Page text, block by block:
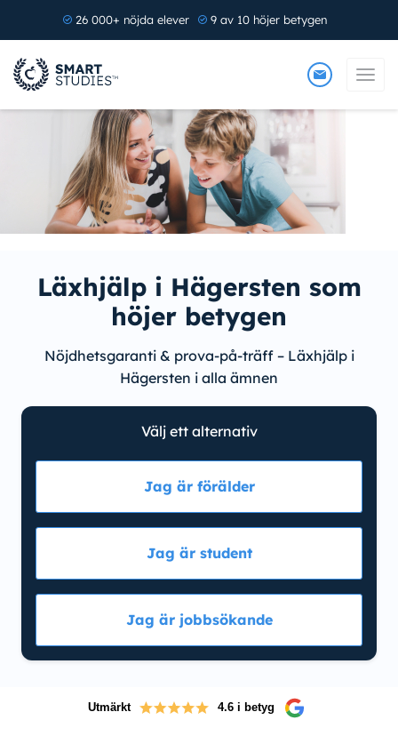
26 000+ nöjda elever 9 av 10 höjer betygen
Läxhjälp i Hägersten som
höjer betygen
Nöjdhetsgaranti & prova-på-träff – Läxhjälp i
Hägersten i alla ämnen
Välj ett alternativ
Jag är förälder
Jag är student
Jag är jobbsökande
Utmärkt 4.6 i betyg